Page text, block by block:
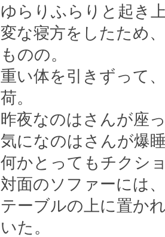
ゆらりふらりと起き
変な寝方をしたため
ものの。
重い体を引きずって
荷。
昨夜なのはさんが座
気になのはさんが爆
何かとってもチクシ
対面のソファーには
テーブルの上に置か
いた。